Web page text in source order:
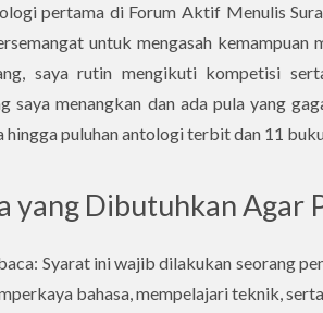
pertama di Forum Aktif Menulis
untuk mengasah
saya rutin mengikuti kompetisi
saya menangkan dan ada pula yang
hingga puluhan antologi terbit dan 11
yang Dibutuhkan
Syarat ini wajib dilakukan seorang
bahasa, mempelajari teknik,